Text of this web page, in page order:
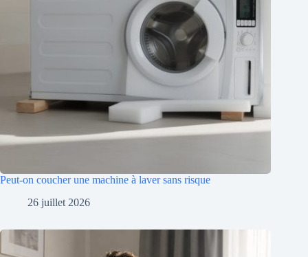
Peut-on coucher une machine à laver sans risque
26 juillet 2026